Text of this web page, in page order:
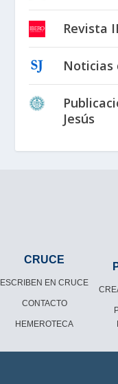
Revista
Noticias
Jesús
CRUCE
ESCRIBEN EN CRUCE
CONTACTO
HEMEROTECA